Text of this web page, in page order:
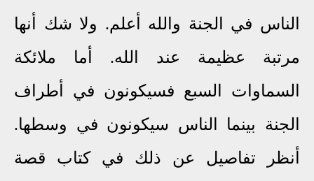
الناس في الجنة والله أعلم. ولا شك أنها
مرتبة عظيمة عند الله. أما ملائكة
السماوات السبع فسيكونون في أطراف
الجنة بينما الناس سيكونون في وسطها.
أنظر تفاصيل عن ذلك في كتاب قصة